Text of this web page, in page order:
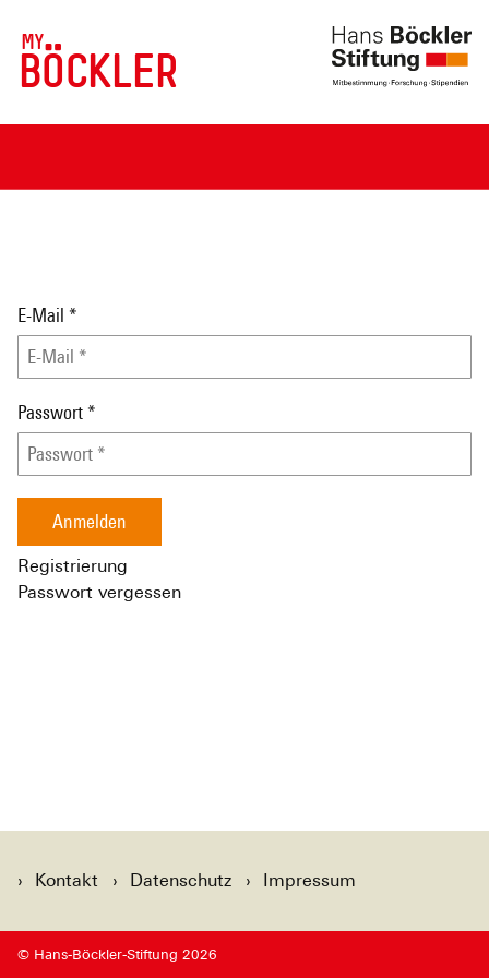
MY
BÖCKLER
E-Mail *
Passwort*
Anmelden
Registrierung
Passwort vergessen
Kontakt Datenschutz Impressum
© Hans-Böckler-Stiftung 2026